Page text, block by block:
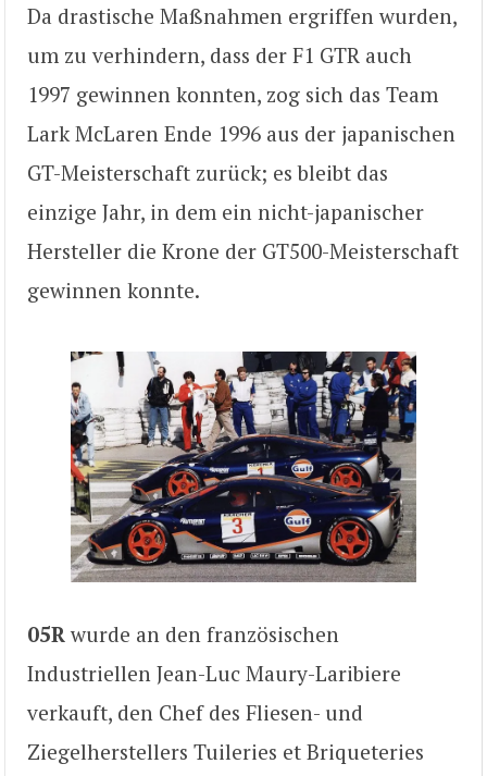
Da drastische Maßnahmen ergriffen wurden,
um zu verhindern, dass der F1 GTR auch
1997 gewinnen konnten, zog sich das Team
Lark McLaren Ende 1996 aus der japanischen
GT-Meisterschaft zurück; es bleibt das
einzige Jahr, in dem ein nicht-japanischer
Hersteller die Krone der GT500-Meisterschaft
gewinnen konnte.
05R wurde an den französischen
Industriellen Jean-Luc Maury-Laribiere
verkauft, den Chef des Fliesen- und
Ziegelherstellers Tuileries et Briqueteries